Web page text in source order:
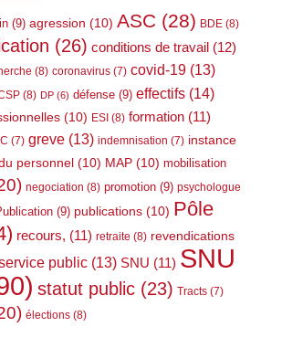
(9) agression (10) ASC (28) BDE (8)
(26) conditions de travail (12)
(8) coronavirus (7) covid-19 (13)
(8) DP (6) défense (9) effectifs (14)
(10) ESI (8) formation (11)
(7) greve (13) indemnisation (7) instance
personnel (10) MAP (10) mobilisation
negociation (8) promotion (9) psychologue
(9) publications (10) Pôle
recours, (11) retraite (8) revendications
public (13) SNU (11) SNU
statut public (23) Tracts (7)
élections (8)